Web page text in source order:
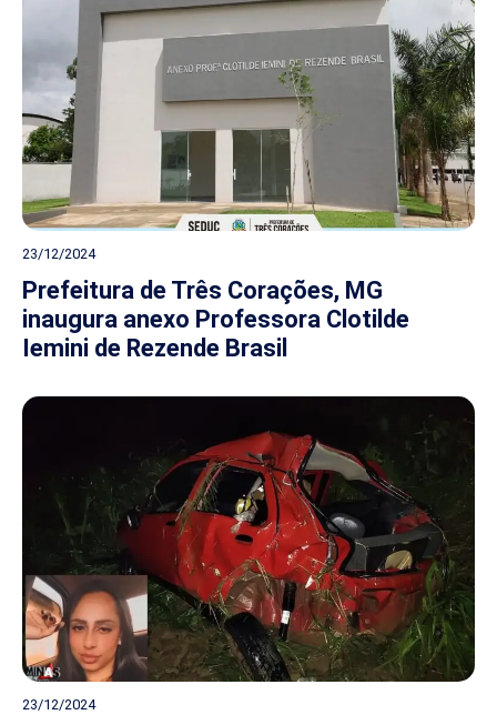
23/12/2024
Prefeitura de Três Corações, MG
inaugura anexo Professora Clotilde
Iemini de Rezende Brasil
23/12/2024